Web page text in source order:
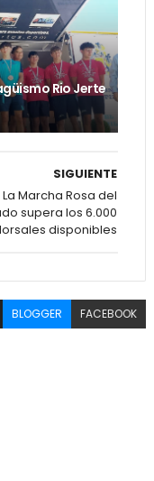
Rio Jerte
SIGUIENTE
La Marcha Rosa del
supera los 6.000
disponibles
BLOGGER FACEBOOK